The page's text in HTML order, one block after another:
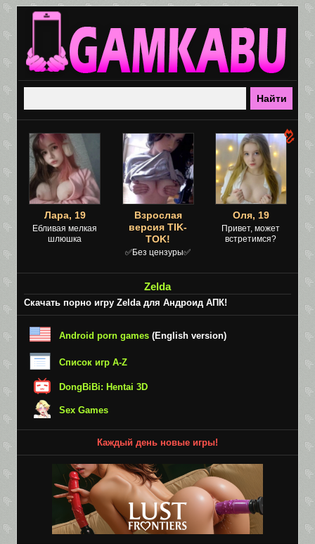
Лара, 19
Ебливая мелкая
шлюшка
Взрослая
версия TIK-
TOK!
✅Без цензуры✅
Оля, 19
Привет, может
встретимся?
Zelda
Скачать порно игру Zelda для Андроид АПК!
Android porn games (English version)
Список игр A-Z
DongBiBi: Hentai 3D
Sex Games
Каждый день новые игры!